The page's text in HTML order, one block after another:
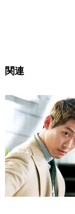
関連